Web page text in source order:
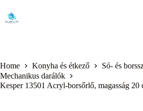
content
Home Konyha és étkező
Só- és
Mechanikus darálók
Kesper 13501 Acryl-borsőrlő, magasság 20